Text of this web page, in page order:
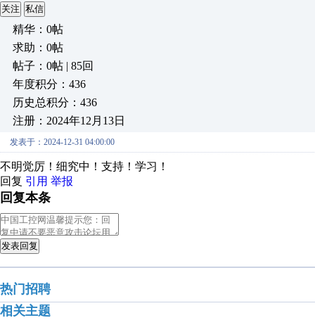
关注 私信
精华：0帖
求助：0帖
帖子：0帖 | 85回
年度积分：436
历史总积分：436
注册：2024年12月13日
发表于：2024-12-31 04:00:00
不明觉厉！细究中！支持！学习！
回复 引用 举报
回复本条
发表回复
热门招聘
相关主题